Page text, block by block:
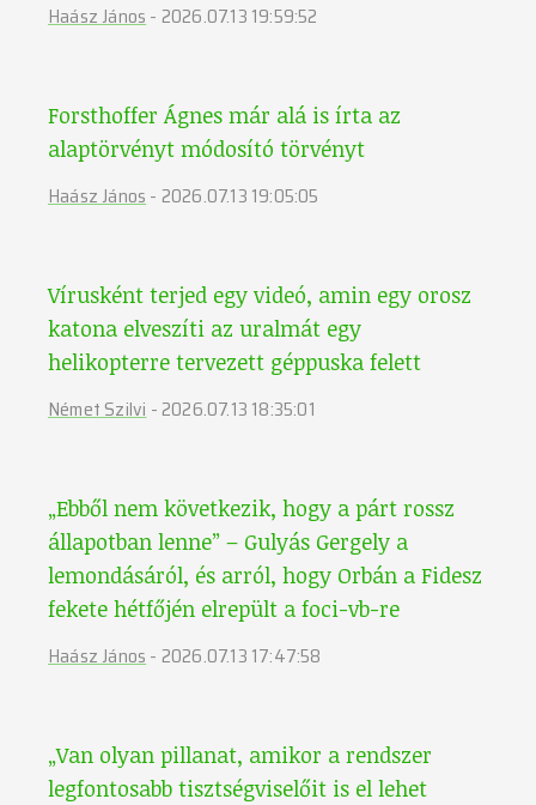
Haász János- 2026.07.13 19:59:52
Forsthoffer Ágnes már alá is írta az
alaptörvényt módosító törvényt
Haász János- 2026.07.13 19:05:05
Vírusként terjed egy videó, amin egy orosz
katona elveszíti az uralmát egy
helikopterre tervezett géppuska felett
Német Szilvi - 2026.07.13 18:35:01
„Ebből nem következik, hogy a párt rossz
állapotban lenne” – Gulyás Gergely a
lemondásáról, és arról, hogy Orbán a Fidesz
fekete hétfőjén elrepült a foci-vb-re
Haász János - 2026.07.13 17:47:58
„Van olyan pillanat, amikor a rendszer
legfontosabb tisztségviselőit is el lehet